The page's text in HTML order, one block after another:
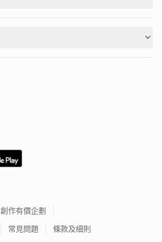
作有價企劃
常見問題 條款及細則